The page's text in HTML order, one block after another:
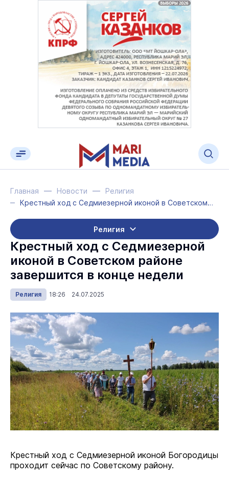
Главная Новости
Религия
Крестный ход с Седмиезерной иконой в Советском районе завершится в конце недели
Религия
Крестный ход с Седмиезерной
иконой в Советском районе
завершится в конце недели
Религия 18:26 24.07.2025
Крестный ход с Седмиезерной иконой Богородицы
проходит сейчас по Советскому району.